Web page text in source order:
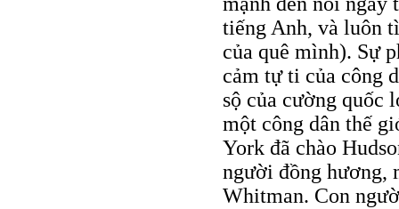
tiếng Anh, và luôn
của quê mình). Sự
cảm tự ti của công
sộ của cường quốc
một công dân thế
York đã chào
người đồng hương,
Whitman. Con